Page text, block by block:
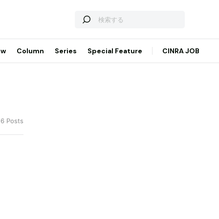
Column Series Special Feature CINRA JOB
Posts